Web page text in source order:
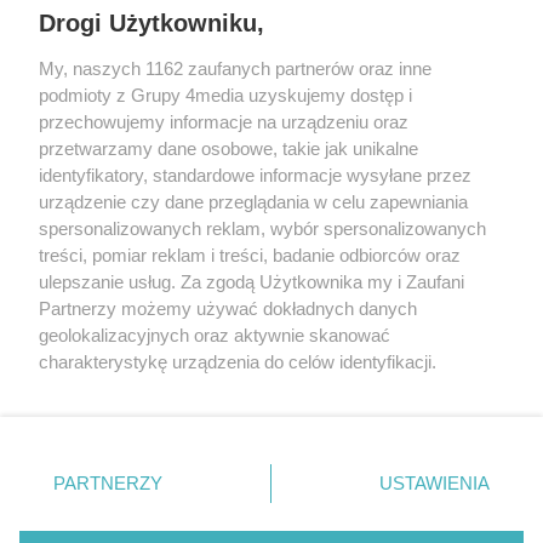
Redakcja Reklama Prywatność
Praca Łódź
the:protocol
Facebook.com
Youtube.com
Drogi Użytkowniku,
My, naszych 1162 zaufanych partnerów oraz inne
podmioty z Grupy 4media uzyskujemy dostęp i
przechowujemy informacje na urządzeniu oraz
przetwarzamy dane osobowe, takie jak unikalne
identyfikatory, standardowe informacje wysyłane przez
urządzenie czy dane przeglądania w celu zapewniania
spersonalizowanych reklam, wybór spersonalizowanych
treści, pomiar reklam i treści, badanie odbiorców oraz
ulepszanie usług. Za zgodą Użytkownika my i Zaufani
Partnerzy możemy używać dokładnych danych
geolokalizacyjnych oraz aktywnie skanować
charakterystykę urządzenia do celów identyfikacji.
zmienić/wycofać klikając przycisk ustawień prywatności
znajdujący się w lewym dolnym rogu strony
. Niektóre
PARTNERZY USTAWIENIA